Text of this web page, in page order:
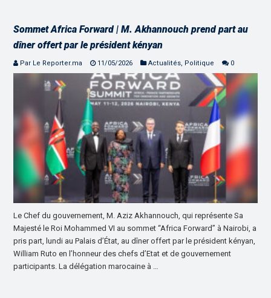
Sommet Africa Forward | M. Akhannouch prend part au
dîner offert par le président kényan
Par Le Reporter.ma 11/05/2026 Actualités, Politique 0
Le Chef du gouvernement, M. Aziz Akhannouch, qui représente Sa
Majesté le Roi Mohammed VI au sommet “Africa Forward” à Nairobi, a
pris part, lundi au Palais d’État, au dîner offert par le président kényan,
William Ruto en l’honneur des chefs d’Etat et de gouvernement
participants. La délégation marocaine à …